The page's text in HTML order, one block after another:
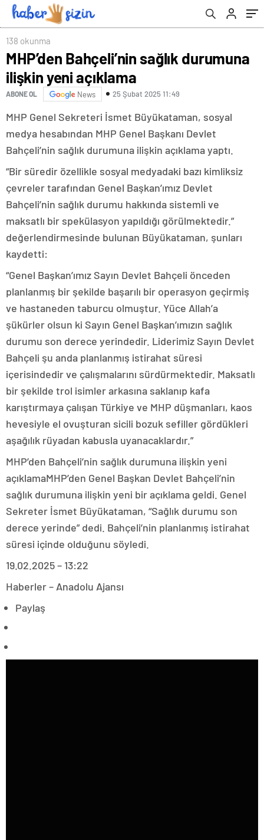
138 okunma
MHP’den Bahçeli’nin sağlık durumuna
ilişkin yeni açıklama
ABONE OL News 25 Şubat 2025 11:49
MHP Genel Sekreteri İsmet Büyükataman, sosyal
medya hesabından MHP Genel Başkanı Devlet
Bahçeli’nin sağlık durumuna ilişkin açıklama yaptı.
“Bir süredir özellikle sosyal medyadaki bazı kimliksiz
çevreler tarafından Genel Başkan’ımız Devlet
Bahçeli’nin sağlık durumu hakkında sistemli ve
maksatlı bir spekülasyon yapıldığı görülmektedir.”
değerlendirmesinde bulunan Büyükataman, şunları
kaydetti:
“Genel Başkan’ımız Sayın Devlet Bahçeli önceden
planlanmış bir şekilde başarılı bir operasyon geçirmiş
ve hastaneden taburcu olmuştur. Yüce Allah’a
şükürler olsun ki Sayın Genel Başkan’ımızın sağlık
durumu son derece yerindedir. Liderimiz Sayın Devlet
Bahçeli şu anda planlanmış istirahat süresi
içerisindedir ve çalışmalarını sürdürmektedir. Maksatlı
bir şekilde trol isimler arkasına saklanıp kafa
karıştırmaya çalışan Türkiye ve MHP düşmanları, kaos
hevesiyle el ovuşturan sicili bozuk sefiller gördükleri
aşağılık rüyadan kabusla uyanacaklardır.”
MHP’den Bahçeli’nin sağlık durumuna ilişkin yeni
açıklamaMHP’den Genel Başkan Devlet Bahçeli’nin
sağlık durumuna ilişkin yeni bir açıklama geldi. Genel
Sekreter İsmet Büyükataman, “Sağlık durumu son
derece yerinde” dedi. Bahçeli’nin planlanmış istirahat
süresi içinde olduğunu söyledi.
19.02.2025 – 13:22
Haberler – Anadolu Ajansı
Paylaş